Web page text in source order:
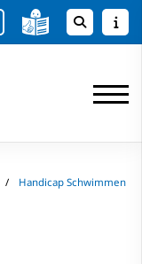
Handicap Schwimmen